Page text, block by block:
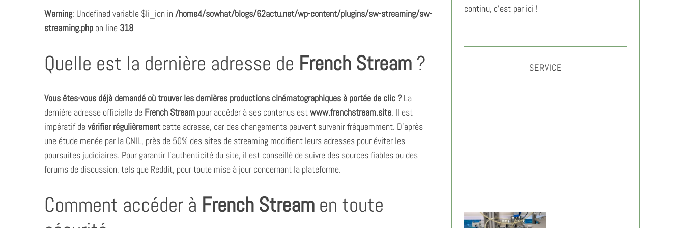
Warning: Undefined variable $li_icn in /home4/sowhat/blogs/62actu.net/wp-content/plugins/sw-streaming/sw-
streaming.php on line 318
Quelle est la dernière adresse de French Stream ?
Vous êtes-vous déjà demandé où trouver les dernières productions cinématographiques à portée de clic ?La
dernière adresse officielle de French Stream pour accéder à ses contenus estwww.frenchstream.site. Il est
impératif de vérifier régulièrement cette adresse, car des changements peuvent survenir fréquemment. D’après
une étude menée par la CNIL, près de 50% des sites de streaming modifient leurs adresses pour éviter les
poursuites judiciaires. Pour garantir l’authenticité du site, il est conseillé de suivre des sources fiables ou des
forums de discussion, tels que Reddit, pour toute mise à jour concernant la plateforme.
Comment accéder à French Stream en toute
continu, c’est par ici !
SERVICE